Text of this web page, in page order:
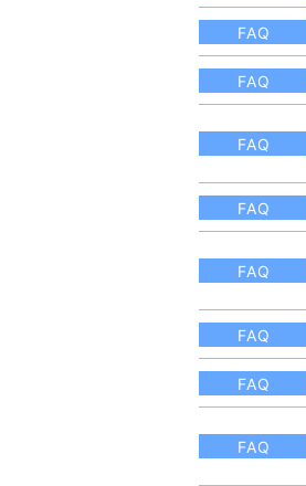
FAQ
FAQ
FAQ
FAQ
FAQ
FAQ
FAQ
FAQ